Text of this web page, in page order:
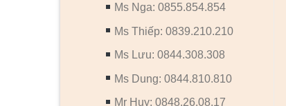
Ms Nga: 0855.854.854
Ms Thiếp: 0839.210.210
Ms Lưu: 0844.308.308
Ms Dung: 0844.810.810
Mr Huy: 0848.26.08.17